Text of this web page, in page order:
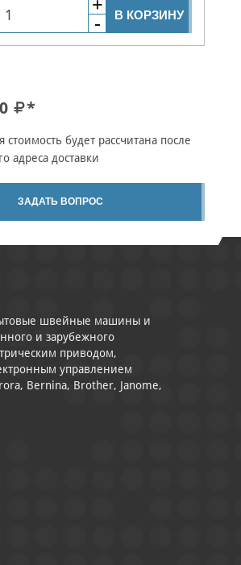
В КОРЗИНУ
*
будет рассчитана после
адреса доставки
ЗАДАТЬ ВОПРОС
швейные машины и
и зарубежного
приводом,
управлением
Bernina, Brother, Janome,